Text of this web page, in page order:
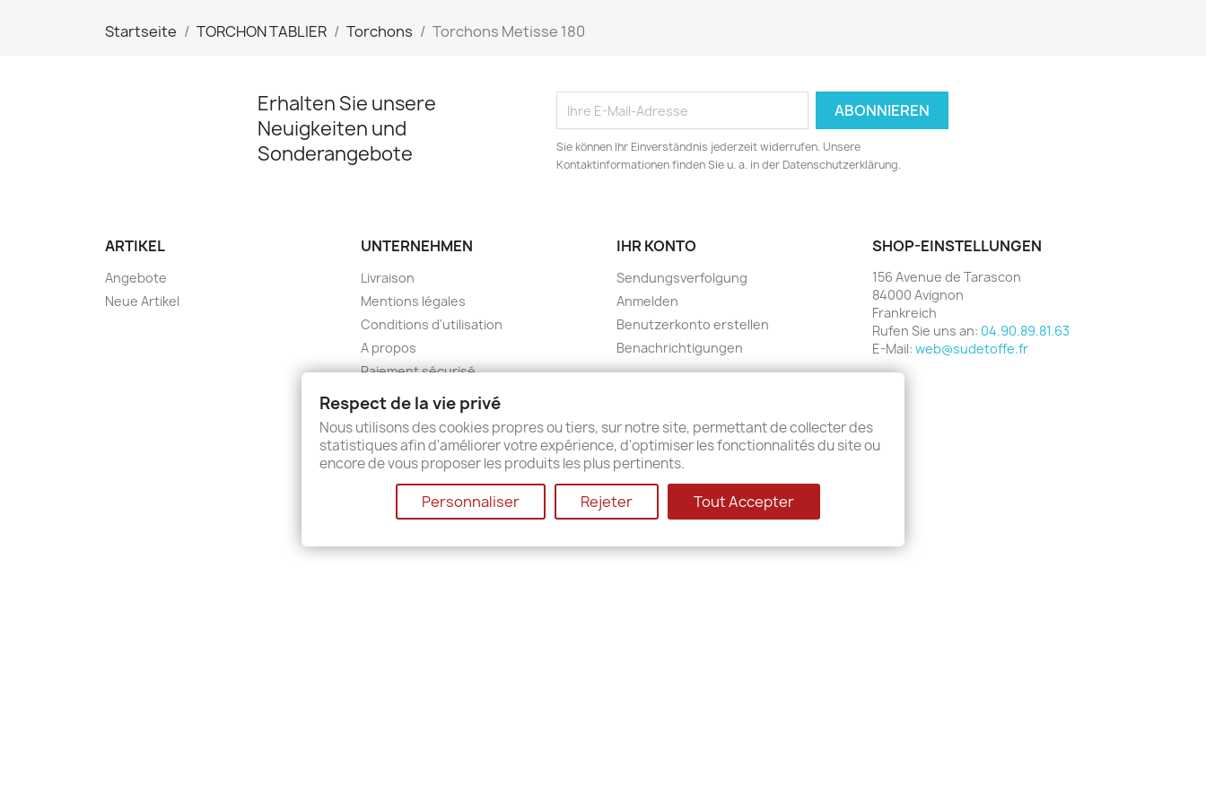
Startseite TORCHON TABLIER Torchons Torchons Metisse 180
Erhalten Sie unsere
Neuigkeiten und
Sonderangebote
Sie können Ihr Einverständnis jederzeit widerrufen. Unsere
Kontaktinformationen finden Sie u. a. in der Datenschutzerklärung.
ARTIKEL
Angebote
Neue Artikel
UNTERNEHMEN
Livraison
Mentions légales
Conditions d'utilisation
A propos
Paiement sécurisé
Kontakt
Sitemap
Shops
IHR KONTO
Sendungsverfolgung
Anmelden
Benutzerkonto erstellen
Benachrichtigungen
SHOP-EINSTELLUNGEN
156 Avenue de Tarascon
84000 Avignon
Frankreich
Rufen Sie uns an: 04.90.89.81.63
E-Mail: web@sudetoffe.fr
© 2026 - Shop-Software von PrestaShop™
Respect de la vie privé
Nous utilisons des cookies propres ou tiers, sur notre site, permettant de collecter des
statistiques afin d'améliorer votre expérience, d'optimiser les fonctionnalités du site ou
encore de vous proposer les produits les plus pertinents.
Personnaliser Rejeter Tout Accepter